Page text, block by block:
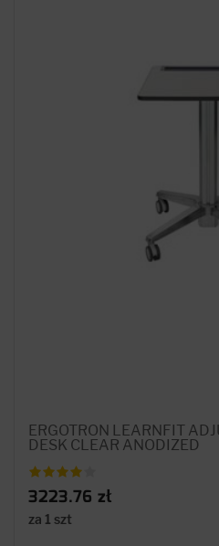
ERGOTRON LEARNFIT
DESK CLEAR ANODIZED
3223.76 zł
za 1 szt